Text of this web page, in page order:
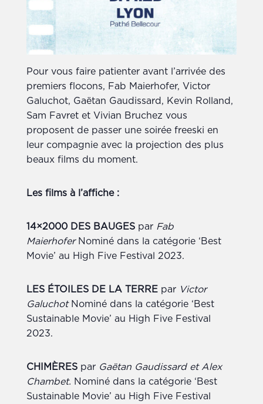
Pour vous faire patienter avant l’arrivée des
premiers flocons, Fab Maierhofer, Victor
Galuchot, Gaëtan Gaudissard, Kevin Rolland,
Sam Favret et Vivian Bruchez vous
proposent de passer une soirée freeski en
leur compagnie avec la projection des plus
beaux films du moment.
Les films à l’affiche :
14×2000 DES BAUGESpar Fab
Maierhofer Nominé dans la catégorie ‘Best
Movie’ au High Five Festival 2023.
LES ÉTOILES DE LA TERREpar Victor
Galuchot Nominé dans la catégorie ‘Best
Sustainable Movie’ au High Five Festival
2023.
CHIMÈRESpar Gaëtan Gaudissard et Alex
Chambet. Nominé dans la catégorie ‘Best
Sustainable Movie’ au High Five Festival